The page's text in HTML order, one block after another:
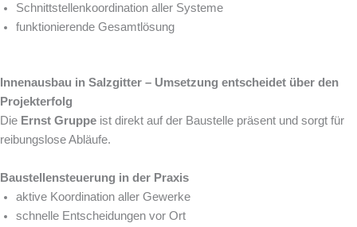
Schnittstellenkoordination aller Systeme
funktionierende Gesamtlösung
Innenausbau in Salzgitter – Umsetzung entscheidet über den
Projekterfolg
Die Ernst Gruppe ist direkt auf der Baustelle präsent und sorgt für
reibungslose Abläufe.
Baustellensteuerung in der Praxis
aktive Koordination aller Gewerke
schnelle Entscheidungen vor Ort